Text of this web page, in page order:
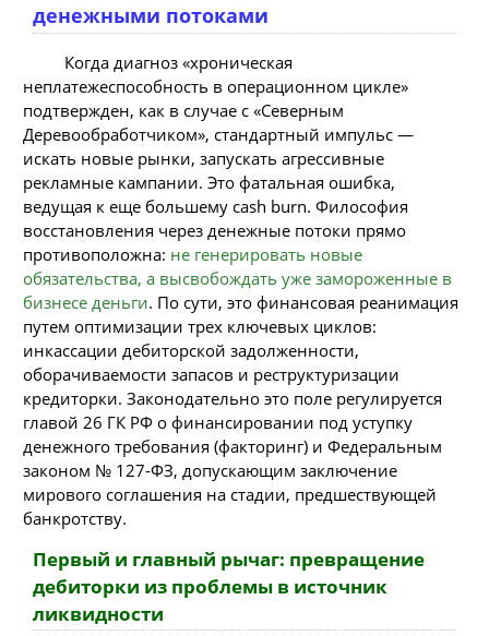
денежными потоками
Когда диагноз «хроническая
неплатежеспособность в операционном цикле»
подтвержден, как в случае с «Северным
Деревообработчиком», стандартный импульс —
искать новые рынки, запускать агрессивные
рекламные кампании. Это фатальная ошибка,
ведущая к еще большему cash burn. Философия
восстановления через денежные потоки прямо
противоположна: не генерировать новые
обязательства, а высвобождать уже замороженные в
бизнесе деньги. По сути, это финансовая реанимация
путем оптимизации трех ключевых циклов:
инкассации дебиторской задолженности,
оборачиваемости запасов и реструктуризации
кредиторки. Законодательно это поле регулируется
главой 26 ГК РФ о финансировании под уступку
денежного требования (факторинг) и Федеральным
законом № 127-ФЗ, допускающим заключение
мирового соглашения на стадии, предшествующей
банкротству.
Первый и главный рычаг: превращение
дебиторки из проблемы в источник
ликвидности